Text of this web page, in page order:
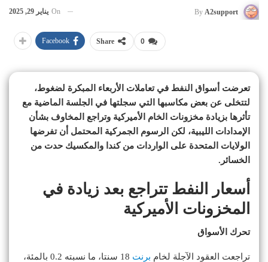
By A2support
On يناير 29, 2025
0
Share
Facebook
تعرضت أسواق النفط في تعاملات الأربعاء المبكرة لضغوط،
لتتخلى عن بعض مكاسبها التي سجلتها في الجلسة الماضية مع
تأثرها بزيادة مخزونات الخام الأميركية وتراجع المخاوف بشأن
الإمدادات الليبية، لكن الرسوم الجمركية المحتمل أن تفرضها
الولايات المتحدة على الواردات من كندا والمكسيك حدت من
الخسائر.
أسعار النفط تتراجع بعد زيادة في
المخزونات الأميركية
تحرك الأسواق
تراجعت العقود الآجلة لخام برنت
18 سنتا، ما نسبته 0.2 بالمئة،